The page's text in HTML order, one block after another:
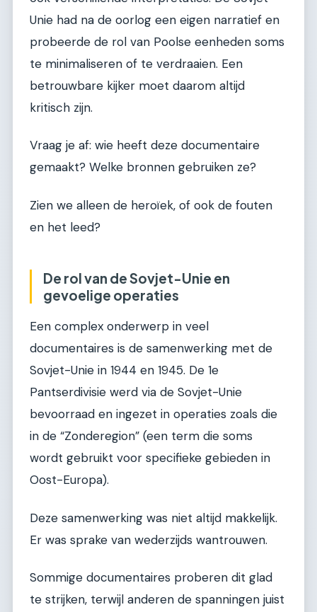
Unie had na de oorlog een eigen narratief en
probeerde de rol van Poolse eenheden soms
te minimaliseren of te verdraaien. Een
betrouwbare kijker moet daarom altijd
kritisch zijn.
Vraag je af: wie heeft deze documentaire
gemaakt? Welke bronnen gebruiken ze?
Zien we alleen de heroïek, of ook de fouten
en het leed?
De rol van de Sovjet-Unie en
gevoelige operaties
Een complex onderwerp in veel
documentaires is de samenwerking met de
Sovjet-Unie in 1944 en 1945. De 1e
Pantserdivisie werd via de Sovjet-Unie
bevoorraad en ingezet in operaties zoals die
in de “Zonderegion” (een term die soms
wordt gebruikt voor specifieke gebieden in
Oost-Europa).
Deze samenwerking was niet altijd makkelijk.
Er was sprake van wederzijds wantrouwen.
Sommige documentaires proberen dit glad
te strijken, terwijl anderen de spanningen juist